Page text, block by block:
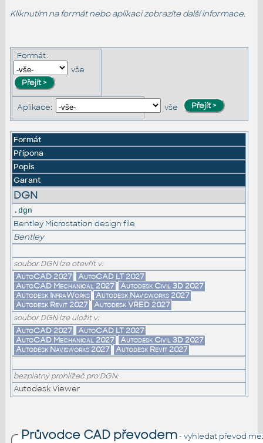
Kliknutím na formát nebo aplikaci zobrazíte další informace.
Formát:
vše
Aplikace: vše
Formát
Přípona
Popis
Garant
DGN
.dgn
Bentley Microstation design file
Bentley
soubor DGN lze otevřít v:
AutoCAD 2027 AutoCAD LT 2027
AutoCAD Mechanical 2027 Autodesk Civil 3D 2027
Autodesk InfraWorks Autodesk Navisworks 2027
Autodesk Revit 2027 Autodesk VRED 2027
soubor DGN lze uložit v:
AutoCAD 2027 AutoCAD LT 2027
AutoCAD Mechanical 2027 Autodesk Civil 3D 2027
Autodesk Navisworks 2027 Autodesk Revit 2027
bezplatný prohlížeč pro DGN:
Autodesk Viewer
Průvodce CAD převodem- vyhledat převod